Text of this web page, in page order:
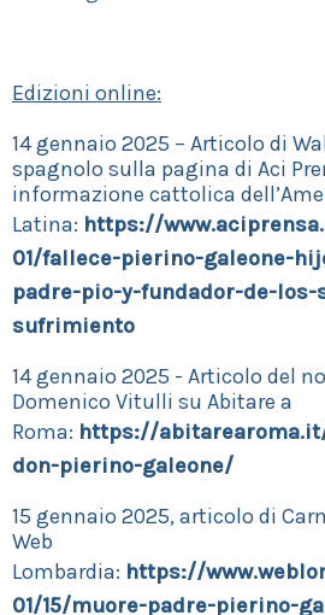
Edizioni online:
14 gennaio 2025 – Articolo di
spagnolo sulla pagina di Aci
informazione cattolica
Latina: https://
01/fallece-pierino-galeone-
padre-pio-y-fundador-de-
sufrimiento
14 gennaio 2025 - Articolo del
Domenico Vitulli su Abitare a
Roma: https://
don-pierino-galeone/
15 gennaio 2025, articolo di
Web
Lombardia: https://
01/15/muore-padre-pierino-